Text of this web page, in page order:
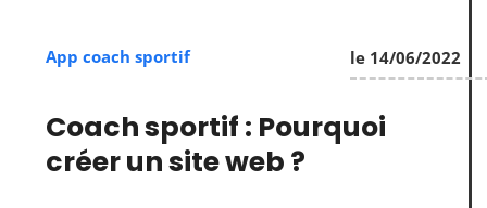
App coach sportif le 14/06/2022
Coach sportif : Pourquoi
créer un site web ?